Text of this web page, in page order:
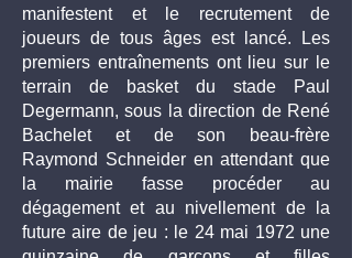
manifestent et le recrutement de
joueurs de tous âges est lancé. Les
premiers entraînements ont lieu sur le
terrain de basket du stade Paul
Degermann, sous la direction de René
Bachelet et de son beau-frère
Raymond Schneider en attendant que
la mairie fasse procéder au
dégagement et au nivellement de la
future aire de jeu : le 24 mai 1972 une